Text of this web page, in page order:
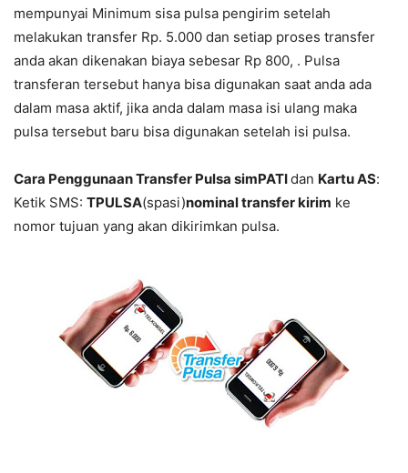
mempunyai Minimum sisa pulsa pengirim setelah
melakukan transfer Rp. 5.000 dan setiap proses transfer
anda akan dikenakan biaya sebesar Rp 800, . Pulsa
transferan tersebut hanya bisa digunakan saat anda ada
dalam masa aktif, jika anda dalam masa isi ulang maka
pulsa tersebut baru bisa digunakan setelah isi pulsa.
Cara Penggunaan Transfer Pulsa simPATIdan Kartu AS:
Ketik SMS: TPULSA(spasi)nominal transfer kirim ke
nomor tujuan yang akan dikirimkan pulsa.